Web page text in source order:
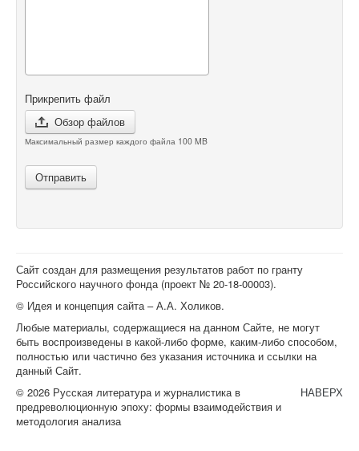
Прикрепить файл
Обзор файлов
Максимальный размер каждого файла 100 MB
Отправить
Сайт создан для размещения результатов работ по гранту
Российского научного фонда (проект № 20-18-00003).
© Идея и концепция сайта – А.А. Холиков.
Любые материалы, содержащиеся на данном Сайте, не могут
быть воспроизведены в какой-либо форме, каким-либо способом,
полностью или частично без указания источника и ссылки на
данный Сайт.
НАВЕРХ
© 2026 Русская литература и журналистика в
предреволюционную эпоху: формы взаимодействия и
методология анализа